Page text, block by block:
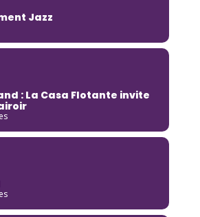
Jazz
: La Casa Flotante invite